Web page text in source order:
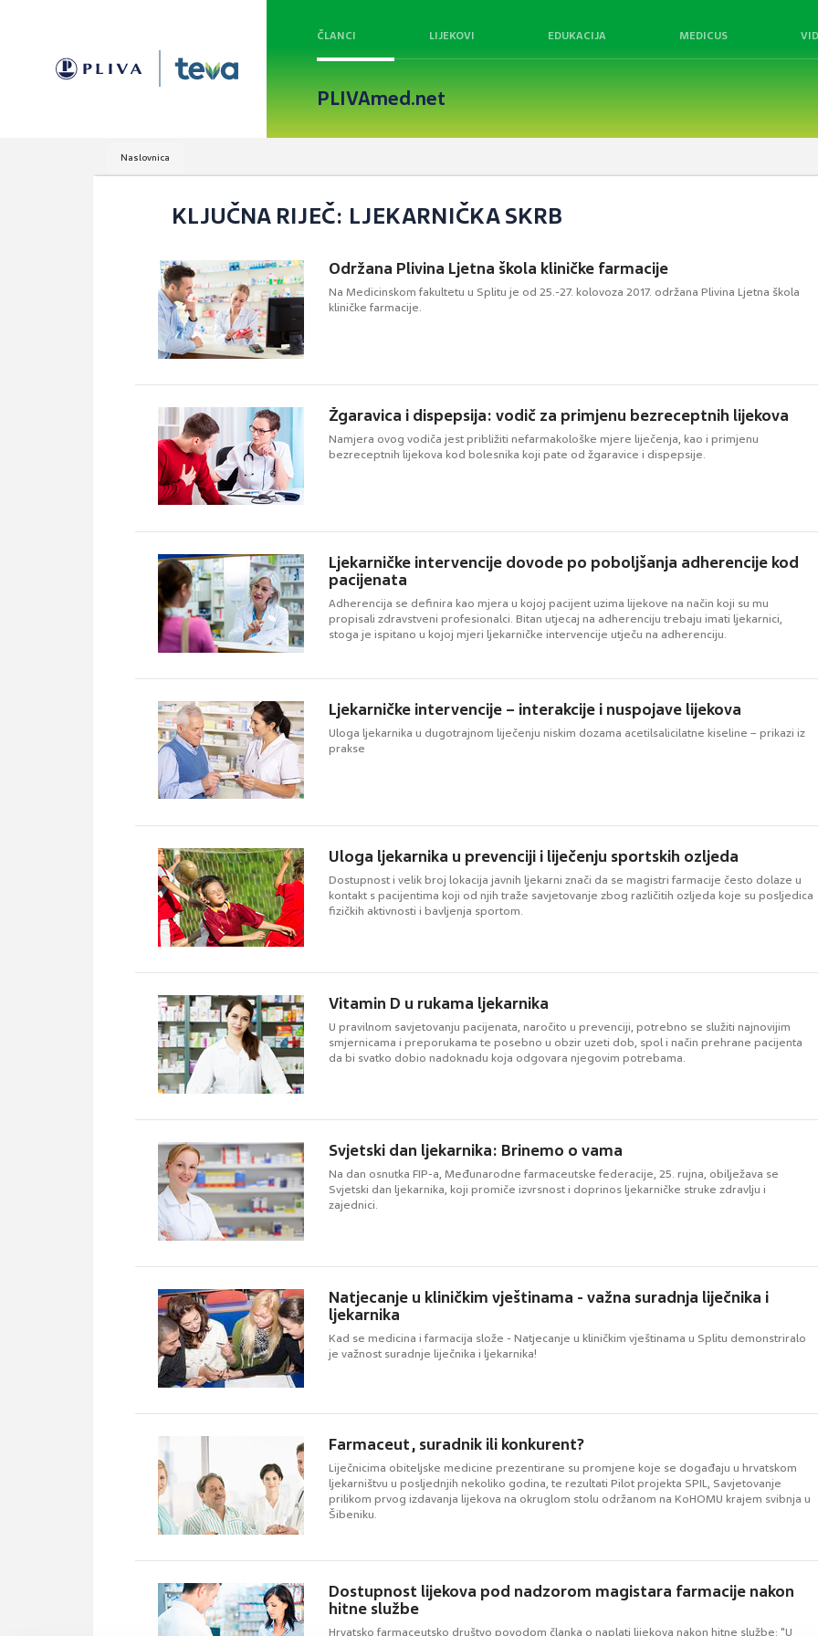
ČLANCI LIJEKOVI EDUKACIJA MEDICUS
PLIVAmed.net
Naslovnica
KLJUČNA RIJEČ: LJEKARNIČKA SKRB
Održana Plivina Ljetna škola kliničke farmacije
Na Medicinskom fakultetu u Splitu je od 25.-27. kolovoza 2017. održana Plivina Ljetna škola
kliničke farmacije.
Žgaravica i dispepsija: vodič za primjenu bezreceptnih lijekova
Namjera ovog vodiča jest približiti nefarmakološke mjere liječenja, kao i primjenu
bezreceptnih lijekova kod bolesnika koji pate od žgaravice i dispepsije.
Ljekarničke intervencije dovode po poboljšanja adherencije kod
pacijenata
Adherencija se definira kao mjera u kojoj pacijent uzima lijekove na način koji su mu
propisali zdravstveni profesionalci. Bitan utjecaj na adherenciju trebaju imati ljekarnici,
stoga je ispitano u kojoj mjeri ljekarničke intervencije utječu na adherenciju.
Ljekarničke intervencije – interakcije i nuspojave lijekova
Uloga ljekarnika u dugotrajnom liječenju niskim dozama acetilsalicilatne kiseline – prikazi iz
prakse
Uloga ljekarnika u prevenciji i liječenju sportskih ozljeda
Dostupnost i velik broj lokacija javnih ljekarni znači da se magistri farmacije često dolaze u
kontakt s pacijentima koji od njih traže savjetovanje zbog različitih ozljeda koje su posljedica
fizičkih aktivnosti i bavljenja sportom.
Vitamin D u rukama ljekarnika
U pravilnom savjetovanju pacijenata, naročito u prevenciji, potrebno se služiti najnovijim
smjernicama i preporukama te posebno u obzir uzeti dob, spol i način prehrane pacijenta
da bi svatko dobio nadoknadu koja odgovara njegovim potrebama.
Svjetski dan ljekarnika: Brinemo o vama
Na dan osnutka FIP-a, Međunarodne farmaceutske federacije, 25. rujna, obilježava se
Svjetski dan ljekarnika, koji promiče izvrsnost i doprinos ljekarničke struke zdravlju i
zajednici.
Natjecanje u kliničkim vještinama - važna suradnja liječnika i
ljekarnika
Kad se medicina i farmacija slože - Natjecanje u kliničkim vještinama u Splitu demonstriralo
je važnost suradnje liječnika i ljekarnika!
Farmaceut, suradnik ili konkurent?
Liječnicima obiteljske medicine prezentirane su promjene koje se događaju u hrvatskom
ljekarništvu u posljednjih nekoliko godina, te rezultati Pilot projekta SPIL, Savjetovanje
prilikom prvog izdavanja lijekova na okruglom stolu održanom na KoHOMU krajem svibnja u
Šibeniku.
Dostupnost lijekova pod nadzorom magistara farmacije nakon
hitne službe
Hrvatsko farmaceutsko društvo povodom članka o naplati lijekova nakon hitne službe: "U